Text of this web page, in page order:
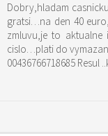
Dobry,hladam
gratsi…na den 40
zmluvu,je to
cislo…plati do
00436766718685